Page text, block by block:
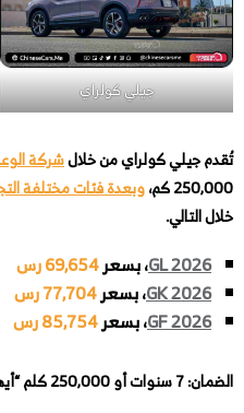
جيلي كولراي
تُقدم جيلي كولرايمن خلالشركة
250,000 كم،
وبعدة فئات مختلفة
خلال التالي.
GL 2026، بسعر69,654 رس
GK 2026، بسعر77,704 رس
GF 2026، بسعر85,754 رس
الضمان: 7 سنوات أو 250,000 كلم “أيهما أقرب”